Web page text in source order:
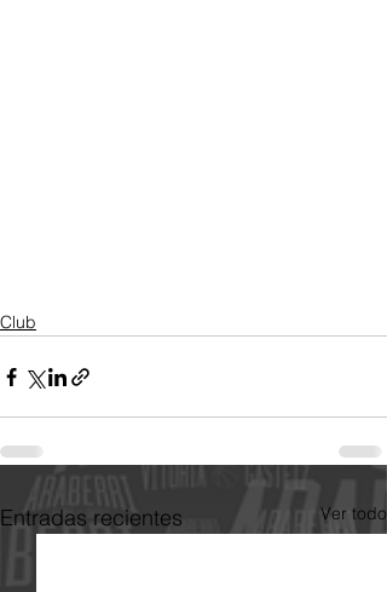
Club
Entradas recientes Ver todo